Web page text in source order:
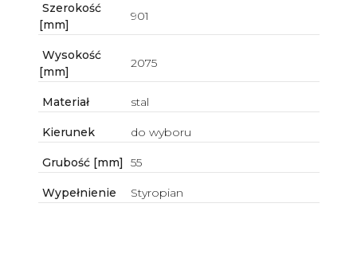
Szerokość
[mm]
901
Wysokość
[mm]
2075
Materiał stal
Kierunek do wyboru
Grubość [mm] 55
Wypełnienie Styropian